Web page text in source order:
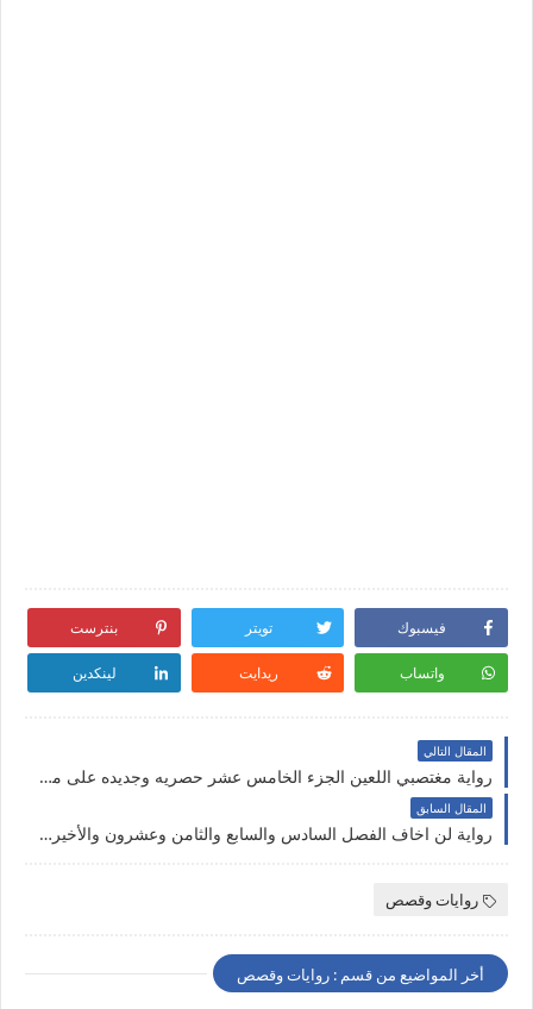
فيسبوك تويتر بنترست
واتساب ريدايت لينكدين
المقال التالي
رواية مغتصبي اللعين الجزء الخامس عشر حصريه وجديده على مدونة النجم المتوهج للروايات والمعلومات
المقال السابق
رواية لن اخاف الفصل السادس والسابع والثامن وعشرون والأخير بقلم جوليا محمد علي مدونه النجم المتوهج للرويات والمعلومات
روايات وقصص
أخر المواضيع من قسم : روايات وقصص